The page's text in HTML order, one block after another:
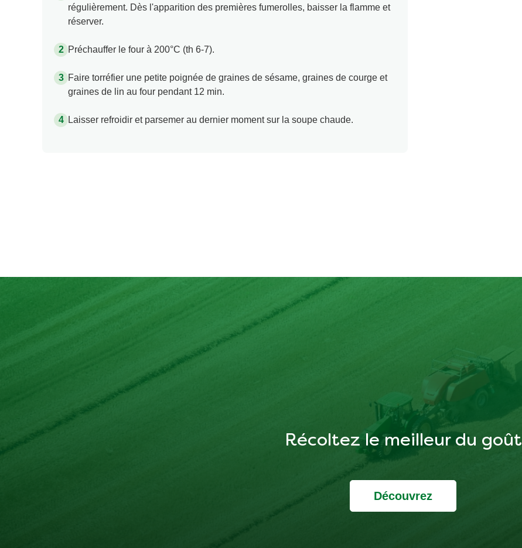
régulièrement. Dès l'apparition des premières fumerolles, baisser la flamme et
réserver.
Préchauffer le four à 200°C (th 6-7).
Faire torréfier une petite poignée de graines de sésame, graines de courge et
graines de lin au four pendant 12 min.
Laisser refroidir et parsemer au dernier moment sur la soupe chaude.
Récoltez le meilleur du goût
Découvrez